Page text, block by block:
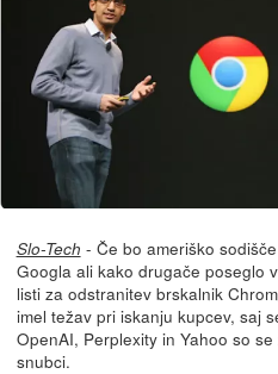
Slo-Tech - Če bo ameriško
Googla ali kako drugače poseglo
listi za odstranitev brskalnik
imel težav pri iskanju kupcev, saj
OpenAI, Perplexity in Yahoo so
snubci.